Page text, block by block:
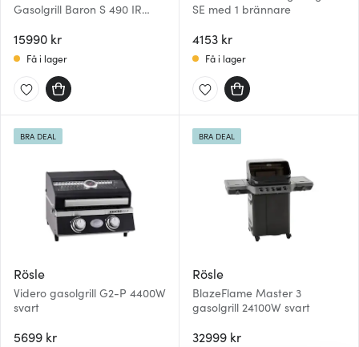
Gasolgrill Baron S 490 IR
brännare
15990 kr
Få i lager
SE med 1 brännare
4153 kr
Få i lager
Rösle
Videro gasolgrill G2-P 4400W
svart
5699 kr
BRA DEAL
Rösle
BlazeFlame Master 3
gasolgrill 24100W svart
32999 kr
BRA DEAL